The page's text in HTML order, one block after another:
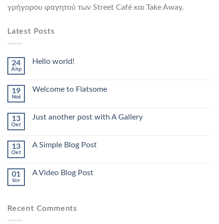
γρήγορου φαγητού των Street Café και Take Away.
Latest Posts
24
Απρ
Hello world!
19
Νοέ
Welcome to Flatsome
13
Οκτ
Just another post with A Gallery
13
Οκτ
A Simple Blog Post
01
Ιαν
A Video Blog Post
Recent Comments